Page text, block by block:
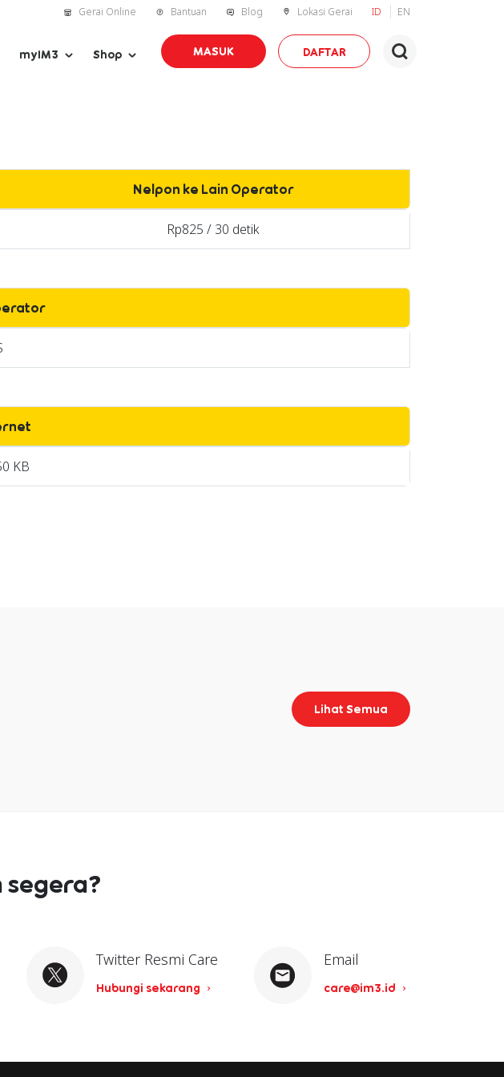
Gerai Online Bantuan Blog Lokasi Gerai ID EN
myIM3 Shop MASUK DAFTAR
Nelpon ke Lain Operator
Rp825 / 30 detik
KB
Lihat Semua
Twitter Resmi Care
Hubungi sekarang
Email
care@im3.id